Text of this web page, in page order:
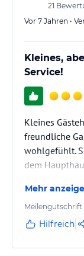
21
Vor 7 Jahren •
Kleines,
Service!
Kleines
freundliche
wohlgefühlt.
dem
Mehr
Meilengutschrift
Hilfreich